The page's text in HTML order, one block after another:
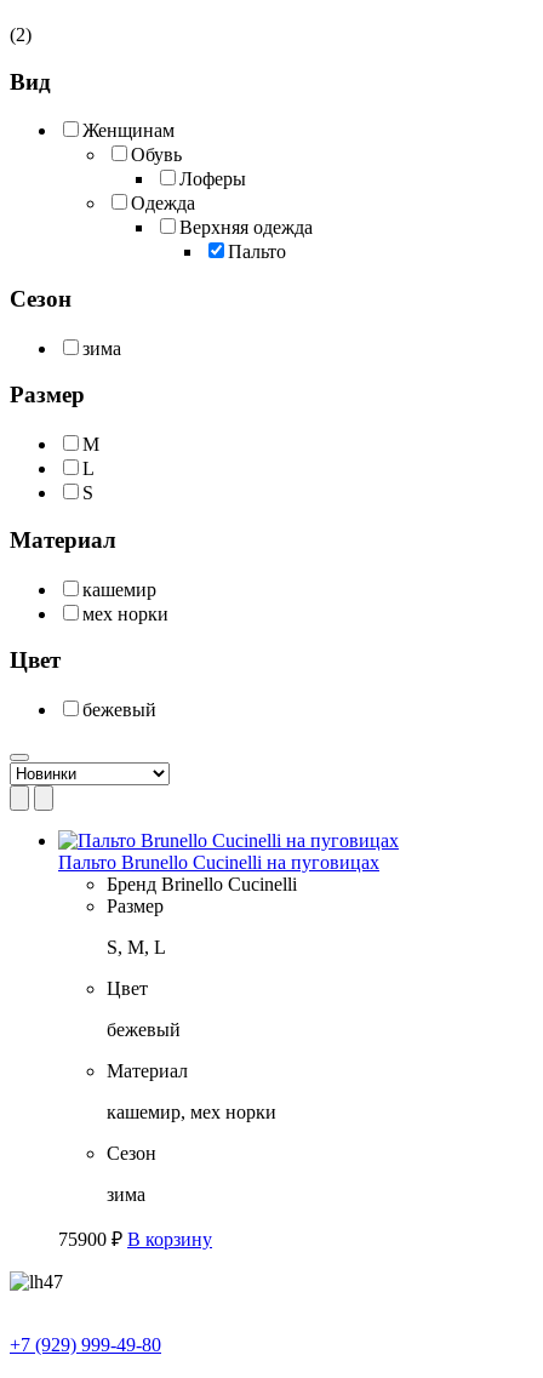
(2)
Вид
Женщинам
Обувь
Лоферы
Одежда
Верхняя одежда
Пальто
Сезон
зима
Размер
M
L
S
Материал
кашемир
мех норки
Цвет
бежевый
Пальто Brunello Cucinelli на пуговицах
Бренд Brinello Cucinelli
Размер
S, M, L
Цвет
бежевый
Материал
кашемир, мех норки
Сезон
зима
75900 ₽ В корзину
+7 (929) 999-49-80